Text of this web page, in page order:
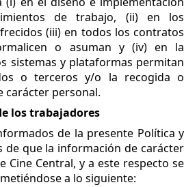
de trabajo, (ii) en los
(iii) en todos los contratos
o asuman y (iv) en la
sistemas y plataformas permitan
o terceros y/o la recogida o
carácter personal.
los trabajadores
de la presente Política y
de que la información de carácter
Cine Central, y a este respecto se
a lo siguiente: